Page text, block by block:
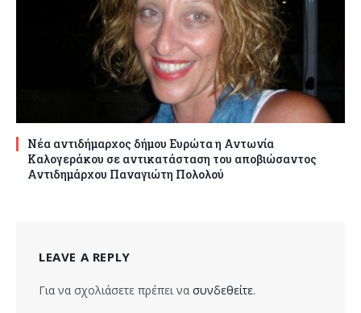
Νέα αντιδήμαρχος δήμου Ευρώτα η Αντωνία
Καλογεράκου σε αντικατάσταση του αποβιώσαντος
Αντιδημάρχου Παναγιώτη Πολολού
LEAVE A REPLY
Για να σχολιάσετε πρέπει να συνδεθείτε.